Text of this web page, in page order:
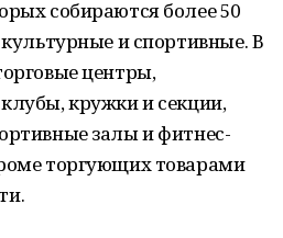
собираются более 50
и спортивные. В
центры,
кружки и секции,
залы и фитнес-
торгующих товарами